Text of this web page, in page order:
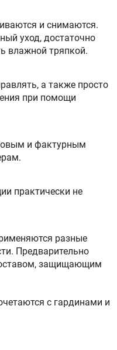
и снимаются.
уход, достаточно
влажной тряпкой.
а также просто
при помощи
и фактурным
практически не
разные
Предварительно
защищающим
с гардинами и